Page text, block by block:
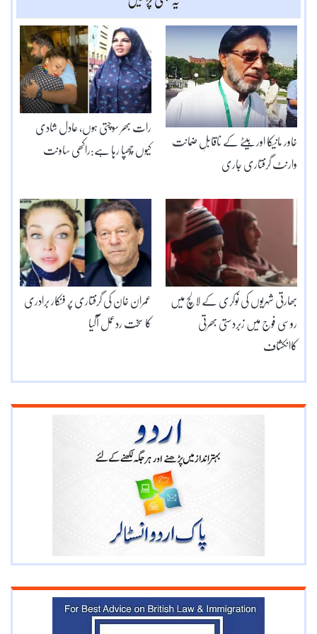
رات بھر سوچتی ہوں، عادل شادی
کیوں چُھپا رہا ہے:راکھی ساونت
خاور مانیکا اور بیٹے کے ناقابلِ ضمانت
وارنٹ گرفتاری جاری
عمران خان کی گرفتاری پر فنکار برادری
کا سخت ردعمل آگیا
بھارتی شہریوں کی نوکری کے لالچ میں
روسی فوج میں زبردستی بھرتی
کاانکشاف